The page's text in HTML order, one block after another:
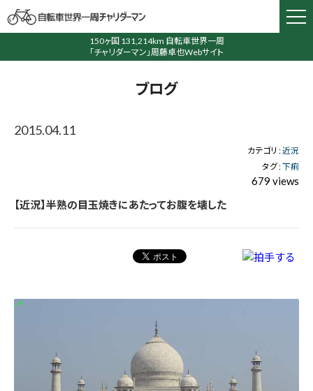
150ヶ国 131,214km 自転車世界一周
「チャリダーマン」周藤卓也Webサイト
ブログ
2015.04.11
カテゴリ :近況
タグ :下痢
679 views
【近況】半熟の目玉焼きにあたってお腹を壊した